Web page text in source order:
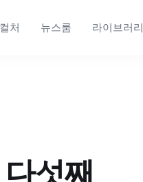
컬처 뉴스룸 라이브러리
섯째